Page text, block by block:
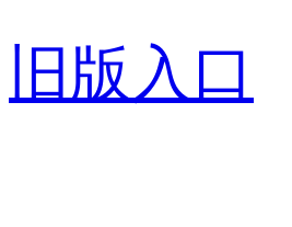
旧版入口